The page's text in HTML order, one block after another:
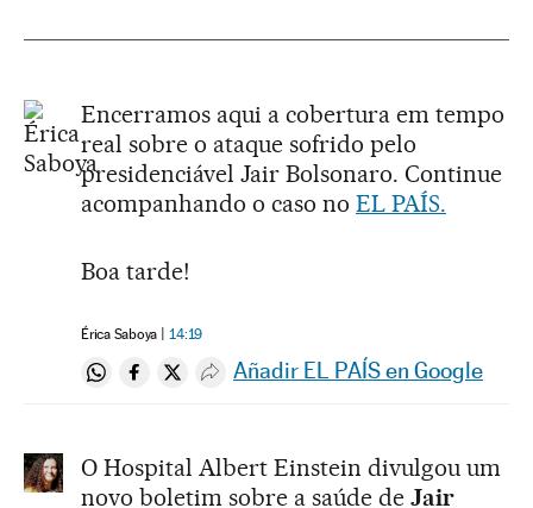
Encerramos aqui a cobertura em tempo
real sobre o ataque sofrido pelo
presidenciável Jair Bolsonaro. Continue
acompanhando o caso no EL PAÍS.
Boa tarde!
Érica Saboya 14:19
Compartir en Whatsapp
Compartir en Facebook
Compartir en Twitter
Desplegar Redes Sociales
Añadir EL PAÍS en Google
O Hospital Albert Einstein divulgou um
novo boletim sobre a saúde de Jair